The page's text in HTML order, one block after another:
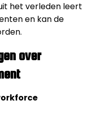
het verleden leert
en kan de
over